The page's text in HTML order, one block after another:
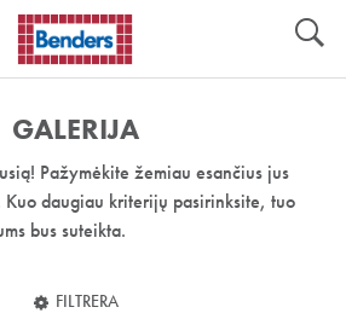
GALERIJA
Pažymėkite žemiau esančius jus
daugiau kriterijų pasirinksite, tuo
bus suteikta.
FILTRERA